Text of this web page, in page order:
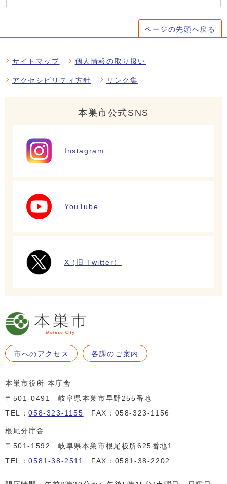
ページの先頭へ戻る
サイトマップ 個人情報の取り扱い
アクセシビリティ方針 リンク集
本巣市公式SNS
Instagram
YouTube
X (旧 Twitter）
市へのアクセス 各課のご案内
本巣市役所 本庁舎
〒501-0491 岐阜県本巣市早野255番地
TEL：058-323-1155 FAX：058-323-1156
根尾分庁舎
〒501-1592 岐阜県本巣市根尾板所625番地1
TEL：0581-38-2511 FAX：0581-38-2202